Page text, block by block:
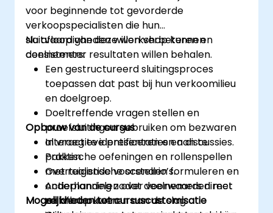
het behouden van de merkreputatie.
Het toepassen van ethische best
practices en duidelijke richtlijnen voor
social media.
voor beginnende tot gevorderde
verkoopspecialisten die hun
sluitvaardigheden willen verbeteren en
consistenter resultaten willen behalen.
Na afloop van deze workshop kunnen
deelnemers:
Een gestructureerd sluitingsproces
toepassen dat past bij hun verkoomilieu
en doelgroep.
Doeltreffende vragen stellen en
proefsluitingen gebruiken om bezwaren
al vroeg te identificeren en aan te
pakken.
Overtuigende voorstellen formuleren en
onderhandelen over voorwaarden met
zelfvertrouwen.
Opbouw van de cursus
Interactieve presentaties en discussies.
Praktische oefeningen en rollenspellen
met realistische scenario’s.
Actieplanning zodat deelnemers direct
na afloop kunnen aan de slag.
Mogelijkheden tot cursuscustomisatie